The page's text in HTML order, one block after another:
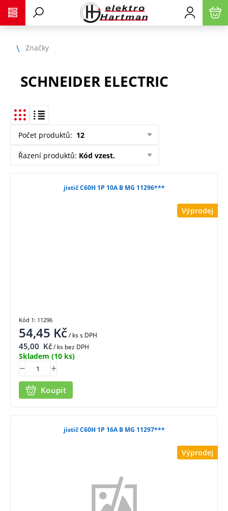
Značky
SCHNEIDER ELECTRIC
Počet produktů: 12
Řazení produktů: Kód vzest.
Výprodej
jistič C60H 1P 10A B MG 11296***
54,45 Kč/ kss DPH
45,00 Kč/ ks bez DPH
Skladem (10 ks)
Koupit
Kód 1: 11296
Výprodej
jistič C60H 1P 16A B MG 11297***